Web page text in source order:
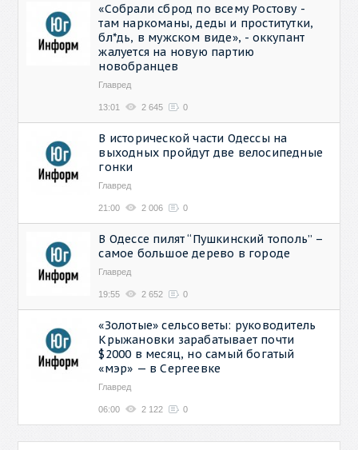
«Собрали сброд по всему Ростову -
там наркоманы, деды и проститутки,
бл*дь, в мужском виде», - оккупант
жалуется на новую партию
новобранцев
Главред
13:01 2 645 0
В исторической части Одессы на
выходных пройдут две велосипедные
гонки
Главред
21:00 2 006 0
В Одессе пилят “Пушкинский тополь” –
самое большое дерево в городе
Главред
19:55 2 652 0
«Золотые» сельсоветы: руководитель
Крыжановки зарабатывает почти
$2000 в месяц, но самый богатый
«мэр» — в Сергеевке
Главред
06:00 2 122 0